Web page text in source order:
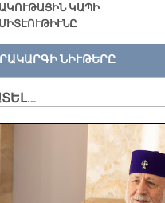
ԿԱՊԻ
ՆԻՒԹԵՐԸ